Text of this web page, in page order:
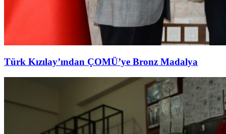
Türk Kızılay’ından ÇOMÜ’ye Bronz Madalya